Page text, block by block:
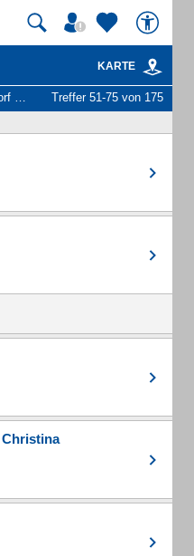
KARTE
Treffer 51-75 von 175
Christina